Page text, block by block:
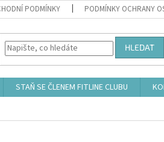
PODMÍNKY PODMÍNKY OCHRANY
HLEDAT
STAŇ SE ČLENEM FITLINE CLUBU